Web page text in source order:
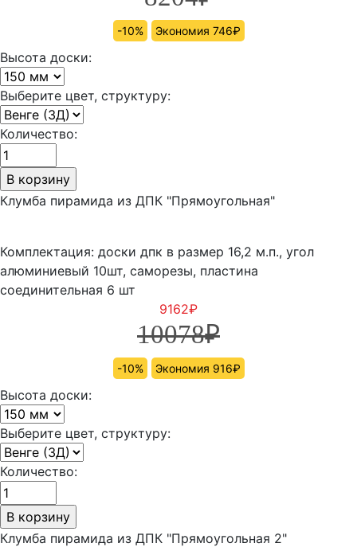
-10% Экономия 746₽
Высота доски:
Выберите цвет, структуру:
Количество:
Клумба пирамида из ДПК "Прямоугольная"
Комплектация: доски дпк в размер 16,2 м.п., угол
алюминиевый 10шт, саморезы, пластина
соединительная 6 шт
9162₽
10078₽
-10% Экономия 916₽
Высота доски:
Выберите цвет, структуру:
Количество:
Клумба пирамида из ДПК "Прямоугольная 2"